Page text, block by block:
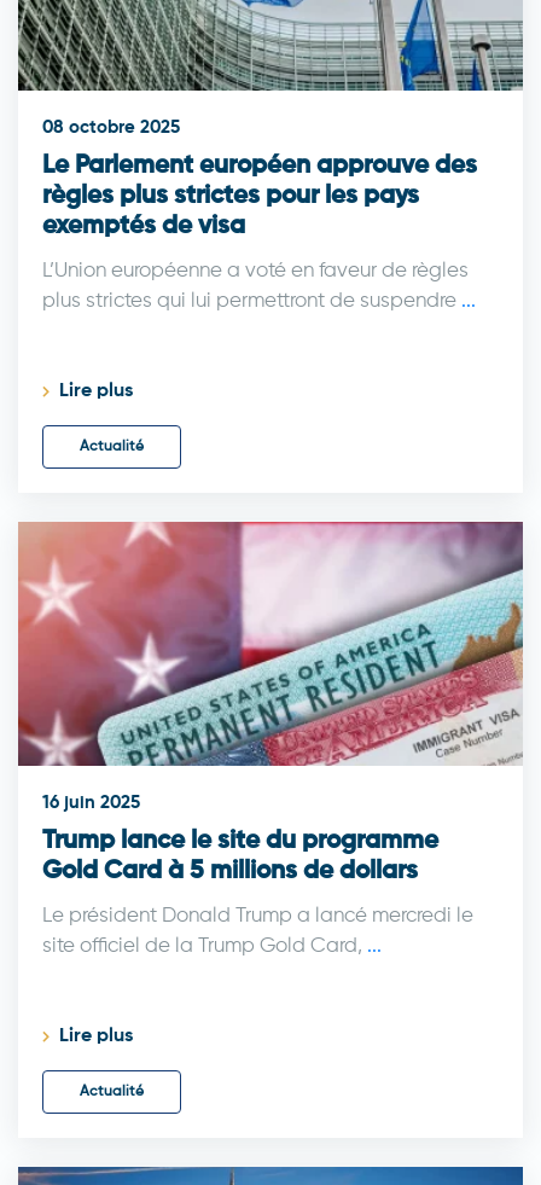
08 octobre 2025
Le Parlement européen approuve des
règles plus strictes pour les pays
exemptés de visa
L’Union européenne a voté en faveur de règles
plus strictes qui lui permettront de suspendre ...
Lire plus
Actualité
16 juin 2025
Trump lance le site du programme
Gold Card à 5 millions de dollars
Le président Donald Trump a lancé mercredi le
site officiel de la Trump Gold Card, ...
Lire plus
Actualité